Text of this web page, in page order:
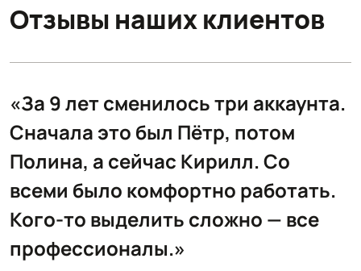
Отзывы наших клиентов
«За 9 лет сменилось три аккаунта.
Сначала это был Пётр, потом
Полина, а сейчас Кирилл. Со
всеми было комфортно работать.
Кого-то выделить сложно — все
профессионалы.»